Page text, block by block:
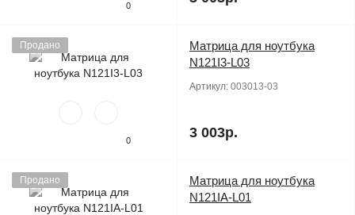
0
Продано
0
Матрица для ноутбука
N121I3-L03
Артикул: 003013-03
3 003р.
Продано
Матрица для ноутбука
N121IA-L01